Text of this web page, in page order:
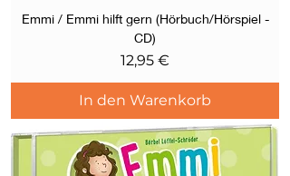
Emmi / Emmi hilft gern (Hörbuch/Hörspiel -
CD)
Preis
12,95 €
In den Warenkorb